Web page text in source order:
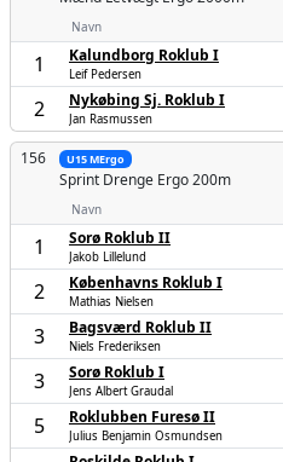
Navn
1 Kalundborg Roklub I
Leif Pedersen
2 Nykøbing Sj. Roklub I
Jan Rasmussen
156 U15 MErgo
Sprint Drenge Ergo 200m
Navn
1 Sorø Roklub II
Jakob Lillelund
2 Københavns Roklub I
Mathias Nielsen
3 Bagsværd Roklub II
Niels Frederiksen
3 Sorø Roklub I
Jens Albert Graudal
5 Roklubben Furesø II
Julius Benjamin Osmundsen